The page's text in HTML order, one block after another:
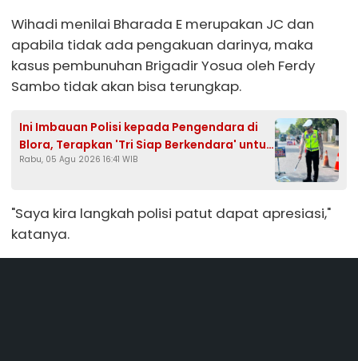
Wihadi menilai Bharada E merupakan JC dan
apabila tidak ada pengakuan darinya, maka
kasus pembunuhan Brigadir Yosua oleh Ferdy
Sambo tidak akan bisa terungkap.
Ini Imbauan Polisi kepada Pengendara di
Blora, Terapkan 'Tri Siap Berkendara' untuk
Cegah Kecelakaan
Rabu, 05 Agu 2026 16:41 WIB
"Saya kira langkah polisi patut dapat apresiasi,"
katanya.